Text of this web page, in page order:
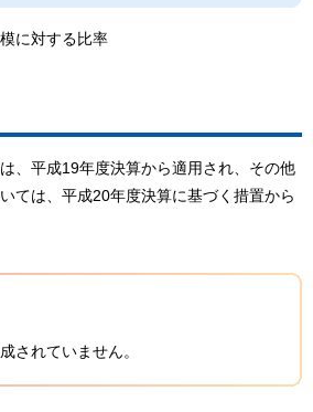
に対する比率
、平成19年度決算から適用され、その他
ては、平成20年度決算に基づく措置から
されていません。